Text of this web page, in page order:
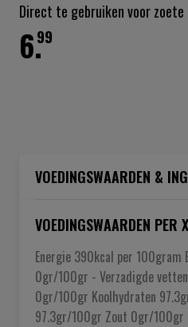
Direct te gebruiken voor
99
6.
VOEDINGSWAARDEN &
VOEDINGSWAARDEN PER
Energie 390kcal per
0gr/100gr - Verzadigde
0gr/100gr Koolhydraten
97.3gr/100gr Zout 0gr/100gr